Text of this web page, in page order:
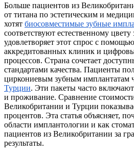
Больше пациентов из
от титана по эстетическим и
хотят биосовместимые зубные
соответствуют естественному
удовлетворяет этот спрос с
аккредитованных клиник и
процессов. Страна сочетает
стандартами качества. Пациенты
циркониевым зубным имплантатам
Турции. Эти пакеты часто
и проживание. Сравнение
Великобритании и Турции
процентов. Эта статья объясняет,
области имплантологии и как
пациентов из Великобритании за
результаты.